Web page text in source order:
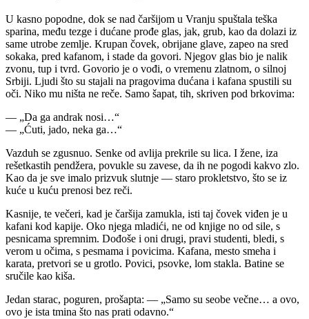
U kasno popodne, dok se nad čaršijom u Vranju spuštala teška
sparina, među tezge i dućane prođe glas, jak, grub, kao da dolazi iz
same utrobe zemlje. Krupan čovek, obrijane glave, zapeo na sred
sokaka, pred kafanom, i stade da govori. Njegov glas bio je nalik
zvonu, tup i tvrd. Govorio je o vođi, o vremenu zlatnom, o silnoj
Srbiji. Ljudi što su stajali na pragovima dućana i kafana spustili su
oči. Niko mu ništa ne reče. Samo šapat, tih, skriven pod brkovima:
— „Da ga andrak nosi…“
— „Ćuti, jado, neka ga…“
Vazduh se zgusnuo. Senke od avlija prekrile su lica. I žene, iza
rešetkastih pendžera, povukle su zavese, da ih ne pogodi kakvo zlo.
Kao da je sve imalo prizvuk slutnje — staro prokletstvo, što se iz
kuće u kuću prenosi bez reči.
Kasnije, te večeri, kad je čaršija zamukla, isti taj čovek viđen je u
kafani kod kapije. Oko njega mladići, ne od knjige no od sile, s
pesnicama spremnim. Dođoše i oni drugi, pravi studenti, bledi, s
verom u očima, s pesmama i povicima. Kafana, mesto smeha i
karata, pretvori se u grotlo. Povici, psovke, lom stakla. Batine se
sručile kao kiša.
Jedan starac, poguren, prošapta: — „Samo su seobe večne… a ovo,
ovo je ista tmina što nas prati odavno.“